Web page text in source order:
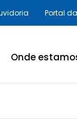
Portal
Onde